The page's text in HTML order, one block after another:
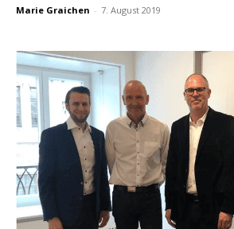
Marie Graichen - 7. August 2019